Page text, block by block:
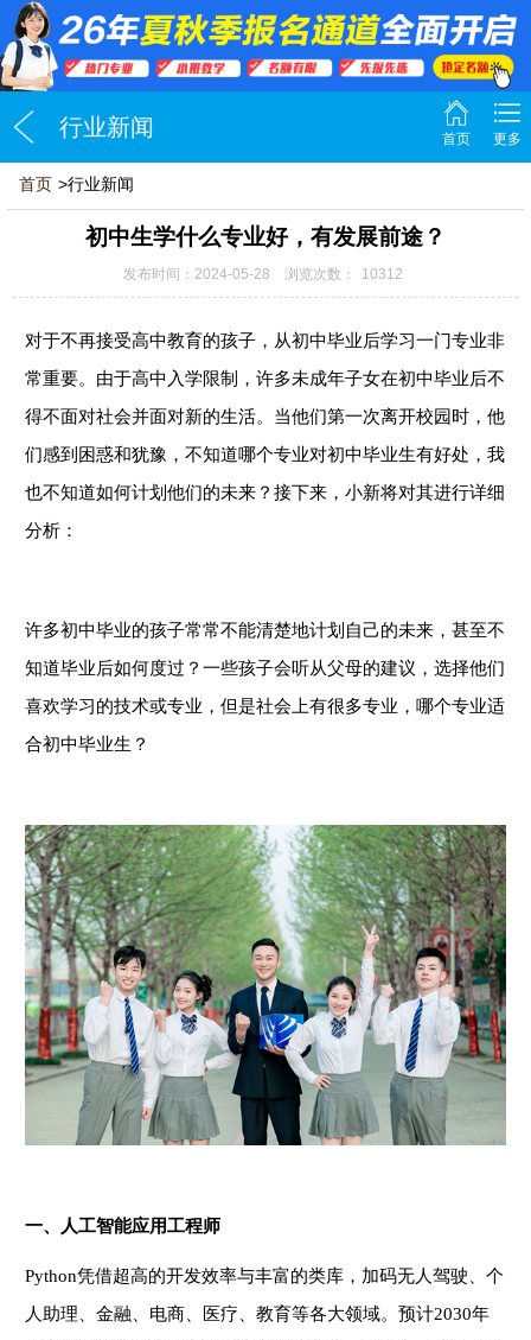
行业新闻 首页 更多
首页 >行业新闻
初中生学什么专业好，有发展前途？
发布时间：2024-05-28 浏览次数： 10312
对于不再接受高中教育的孩子，从初中毕业后学习一门专业非
常重要。由于高中入学限制，许多未成年子女在初中毕业后不
得不面对社会并面对新的生活。当他们第一次离开校园时，他
们感到困惑和犹豫，不知道哪个专业对初中毕业生有好处，我
也不知道如何计划他们的未来？接下来，小新将对其进行详细
分析：
许多初中毕业的孩子常常不能清楚地计划自己的未来，甚至不
知道毕业后如何度过？一些孩子会听从父母的建议，选择他们
喜欢学习的技术或专业，但是社会上有很多专业，哪个专业适
合初中毕业生？
一、人工智能应用工程师
Python凭借超高的开发效率与丰富的类库，加码无人驾驶、个
人助理、金融、电商、医疗、教育等各大领域。预计2030年